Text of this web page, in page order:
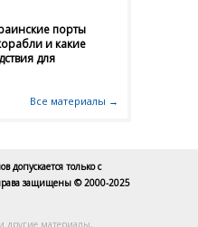
порты
и какие
для
Все материалы →
допускается только с
права защищены © 2000-2025
другие материалы,